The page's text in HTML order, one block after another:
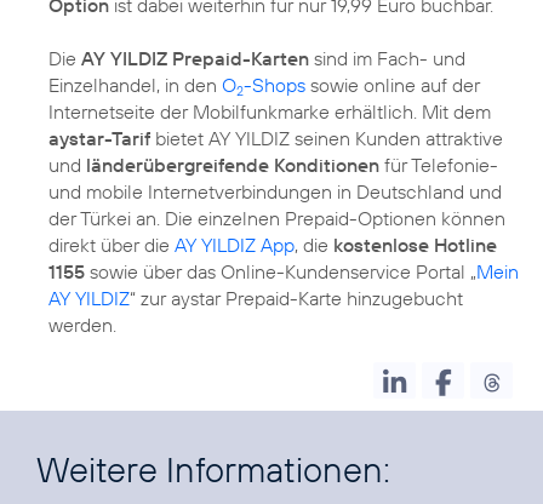
Option ist dabei weiterhin für nur 19,99 Euro buchbar.
Die AY YILDIZ Prepaid-Karten sind im Fach- und
Einzelhandel, in den O2-Shops sowie online auf der
Internetseite der Mobilfunkmarke erhältlich. Mit dem
aystar-Tarif bietet AY YILDIZ seinen Kunden attraktive
und länderübergreifende Konditionen für Telefonie-
und mobile Internetverbindungen in Deutschland und
der Türkei an. Die einzelnen Prepaid-Optionen können
direkt über die AY YILDIZ App, die kostenlose Hotline
1155 sowie über das Online-Kundenservice Portal „Mein
AY YILDIZ“ zur aystar Prepaid-Karte hinzugebucht
werden.
Weitere Informationen: